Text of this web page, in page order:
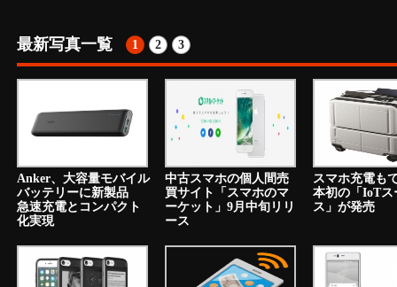
最新写真一覧 1 2 3
Anker、大容量モバイル
バッテリーに新製品
急速充電とコンパクト
化実現
中古スマホの個人間売
買サイト「スマホのマ
ーケット」9月中旬リリ
ース
スマホ充電も
本初の「IoTス
ス」が発売